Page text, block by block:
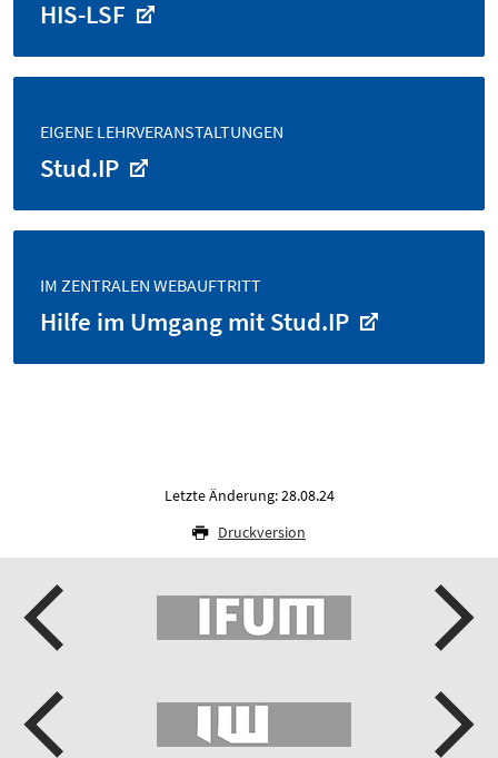
HIS-LSF
EIGENE LEHRVERANSTALTUNGEN
Stud.IP
IM ZENTRALEN WEBAUFTRITT
Hilfe im Umgang mit Stud.IP
Letzte Änderung: 28.08.24
Druckversion